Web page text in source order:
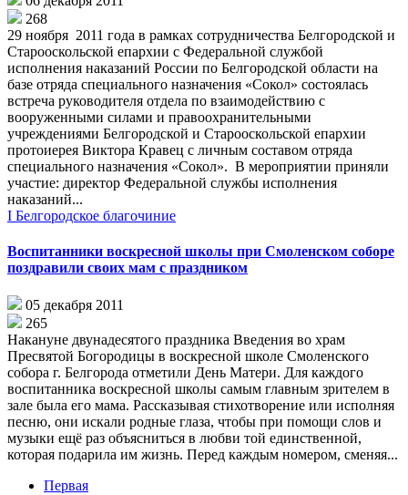
268
29 ноября 2011 года в рамках сотрудничества Белгородской и
Старооскольской епархии с Федеральной службой
исполнения наказаний России по Белгородской области на
базе отряда специального назначения «Сокол» состоялась
встреча руководителя отдела по взаимодействию с
вооруженными силами и правоохранительными
учреждениями Белгородской и Старооскольской епархии
протоиерея Виктора Кравец с личным составом отряда
специального назначения «Сокол». В мероприятии приняли
участие: директор Федеральной службы исполнения
наказаний...
I Белгородское благочиние
Воспитанники воскресной школы при Смоленском соборе
поздравили своих мам с праздником
05 декабря 2011
265
Накануне двунадесятого праздника Введения во храм
Пресвятой Богородицы в воскресной школе Смоленского
собора г. Белгорода отметили День Матери. Для каждого
воспитанника воскресной школы самым главным зрителем в
зале была его мама. Рассказывая стихотворение или исполняя
песню, они искали родные глаза, чтобы при помощи слов и
музыки ещё раз объясниться в любви той единственной,
которая подарила им жизнь. Перед каждым номером, сменяя...
Первая